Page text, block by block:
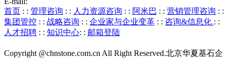
首页 : : 管理咨询 : : 人力资源咨询 : : 阿米巴 : : 营销管理咨询 : :
集团管控 : : 战略咨询 : : 企业家与企业变革 : : 咨询&信息化 : :
人才招聘 : : 知识中心: : 邮箱登陆
Copyright @chnstone.com.cn All Right Reserved.北京华夏基石企